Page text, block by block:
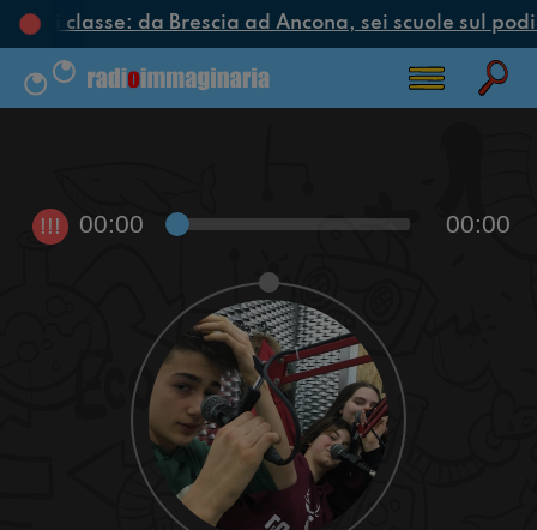
di classe: da Brescia ad Ancona, sei scuole sul
!!! 00:00 00:00